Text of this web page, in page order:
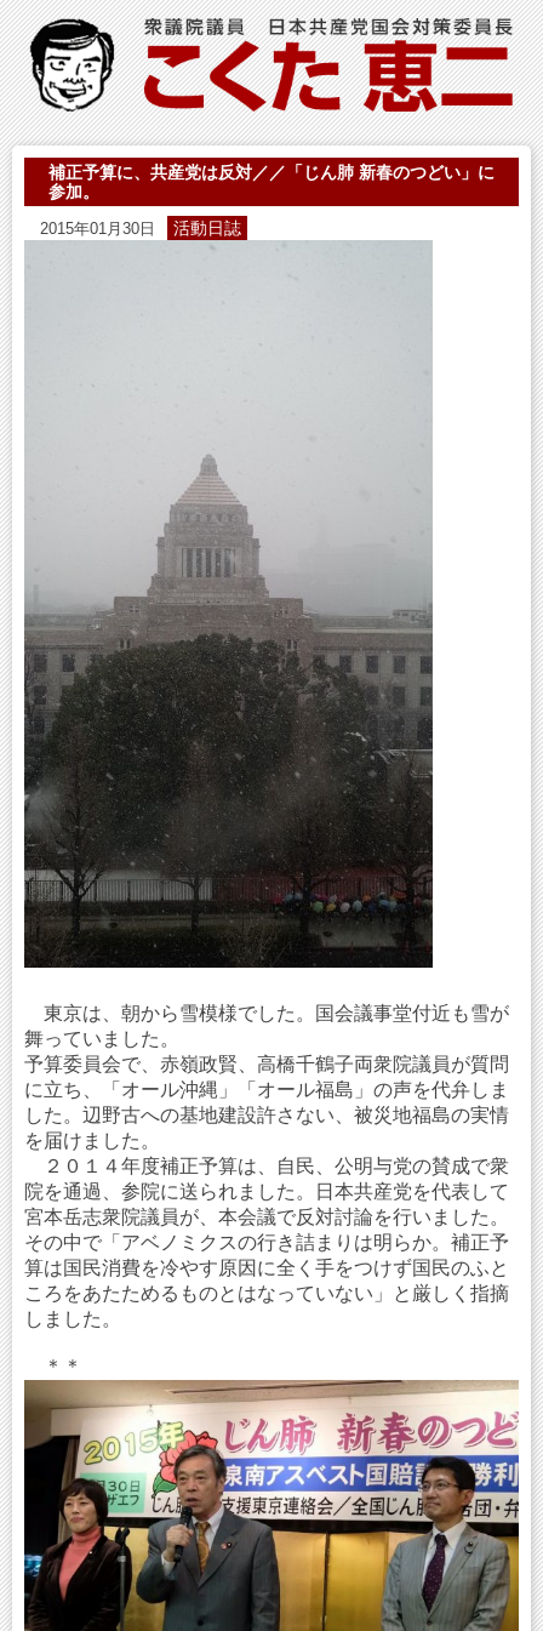
補正予算に、共産党は反対／／「じん肺 新春のつどい」に
参加。
2015年01月30日 活動日誌
東京は、朝から雪模様でした。国会議事堂付近も雪が
舞っていました。
予算委員会で、赤嶺政賢、高橋千鶴子両衆院議員が質問
に立ち、「オール沖縄」「オール福島」の声を代弁しま
した。辺野古への基地建設許さない、被災地福島の実情
を届けました。
２０１４年度補正予算は、自民、公明与党の賛成で衆
院を通過、参院に送られました。日本共産党を代表して
宮本岳志衆院議員が、本会議で反対討論を行いました。
その中で「アベノミクスの行き詰まりは明らか。補正予
算は国民消費を冷やす原因に全く手をつけず国民のふと
ころをあたためるものとはなっていない」と厳しく指摘
しました。
＊＊